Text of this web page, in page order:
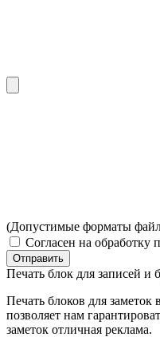
(Допустимые форматы
Согласен на обработку
Отправить
Печать блок для записей и
Печать блоков для
позволяет нам
заметок отличная реклама.